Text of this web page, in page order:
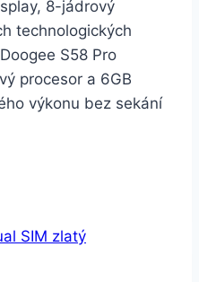
8-jádrový
technologických
S58 Pro
procesor a 6GB
výkonu bez sekání